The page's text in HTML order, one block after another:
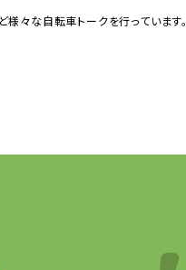
々な自転車トークを行っています。